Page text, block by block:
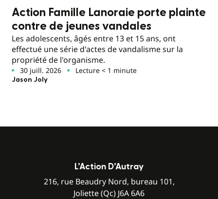
Action Famille Lanoraie porte plainte
contre de jeunes vandales
Les adolescents, âgés entre 13 et 15 ans, ont
effectué une série d'actes de vandalisme sur la
propriété de l'organisme.
30 juill. 2026 Lecture < 1 minute
Jason Joly
L’Action D’Autray
216, rue Beaudry Nord, bureau 101,
Joliette (Qc) J6A 6A6